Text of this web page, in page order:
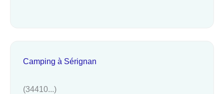
Camping à Sérignan
(34410...)